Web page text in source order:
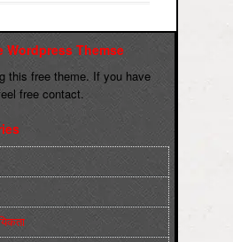
Wordpress Themse
this free theme. If you have
free contact.